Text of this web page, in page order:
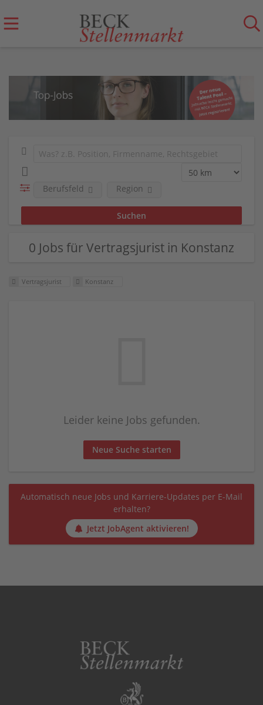
Berufsfeld Region
0 Jobs für Vertragsjurist in Konstanz
Vertragsjurist Konstanz
Leider keine Jobs gefunden.
Neue Suche starten
Automatisch neue Jobs und Karriere-Updates per E-Mail
erhalten?
Jetzt JobAgent aktivieren!